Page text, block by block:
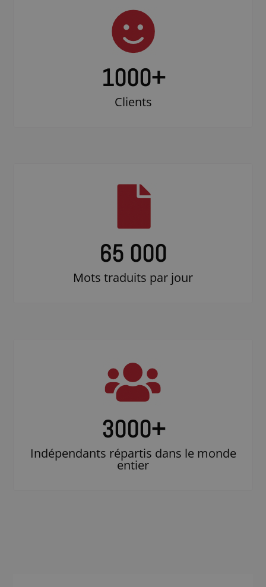
1000+
Clients
65 000
Mots traduits par jour
3000+
Indépendants répartis dans le monde
entier